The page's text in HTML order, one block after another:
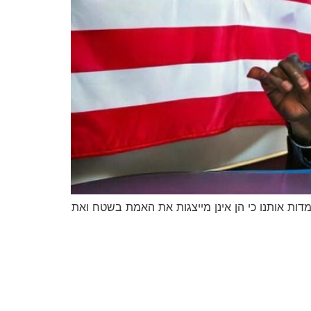
אותנו כי הן אינן מייצגות את האמת בשטח ואת